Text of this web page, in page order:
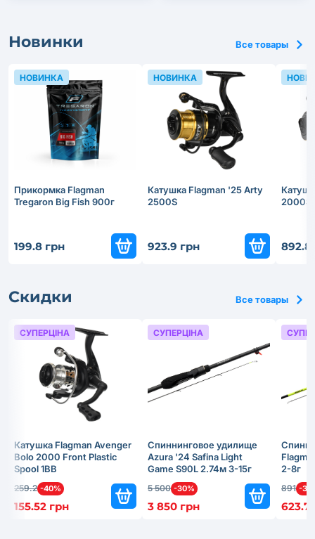
Новинки Все товары
Прикормка Flagman
Tregaron Big Fish 900г
199.8 грн
НОВИНКА
Катушка Flagman '25 Arty
2500S
923.9 грн
НОВИНКА
2000S
892.8
Скидки Все товары
Катушка Flagman Avenger
Bolo 2000 Front Plastic
Spool 1BB
259.2 -40%
155.52 грн
СУПЕРЦІНА
Спиннинговое удилище
Azura '24 Safina Light
Game S90L 2.74м 3-15г
5 500 -30%
3 850 грн
СУПЕРЦІНА
2-8г
891 -
623.7